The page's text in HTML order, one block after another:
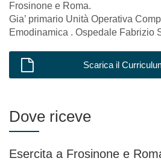
Frosinone e Roma.
Gia’ primario Unità Operativa
Emodinamica . Ospedale Fabrizio
Scarica il
Dove riceve
Esercita a Frosinone e